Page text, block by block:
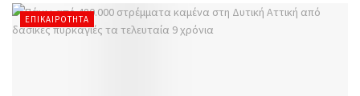
ΕΠΙΚΑΙΡΌΤΗΤΑ